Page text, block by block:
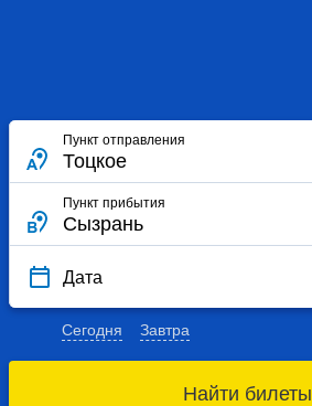
Пункт отправления
Пункт прибытия
Дата
Сегодня Завтра
Найти билеты